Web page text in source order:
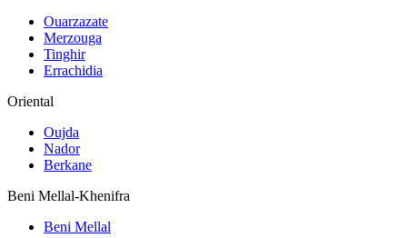
Ouarzazate
Merzouga
Tinghir
Errachidia
Oriental
Oujda
Nador
Berkane
Beni Mellal-Khenifra
Beni Mellal